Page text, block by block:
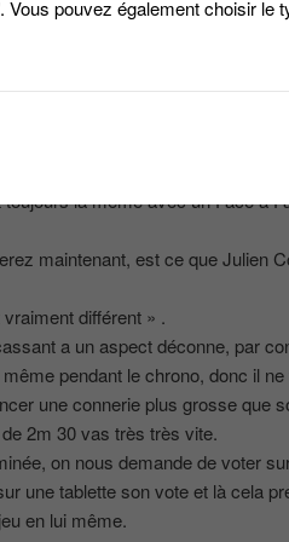
il ne faut pas louper ce moment….
de gain est multiplié par 3,
se planter.
se pose de savoir si il faut
suite, car un bon candidat peux
la même avec un Face à
maintenant, est ce que Julien
différent » .
a un aspect déconne, par
pendant le chrono, donc il
une connerie plus grosse que
2m 30 vas très très vite.
on nous demande de voter
une tablette son vote et là cela
en lui même.
Vous pouvez également choisir